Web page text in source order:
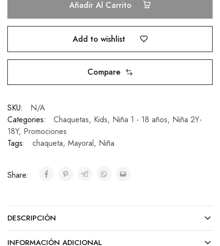
Añadir Al Carrito
Add to wishlist
Compare
SKU:
N/A
Categories:
Chaquetas, Kids, Niña 1 - 18 años, Niña 2Y-
18Y, Promociones
Tags:
chaqueta, Mayoral, Niña
Share:
DESCRIPCIÓN
INFORMACIÓN ADICIONAL